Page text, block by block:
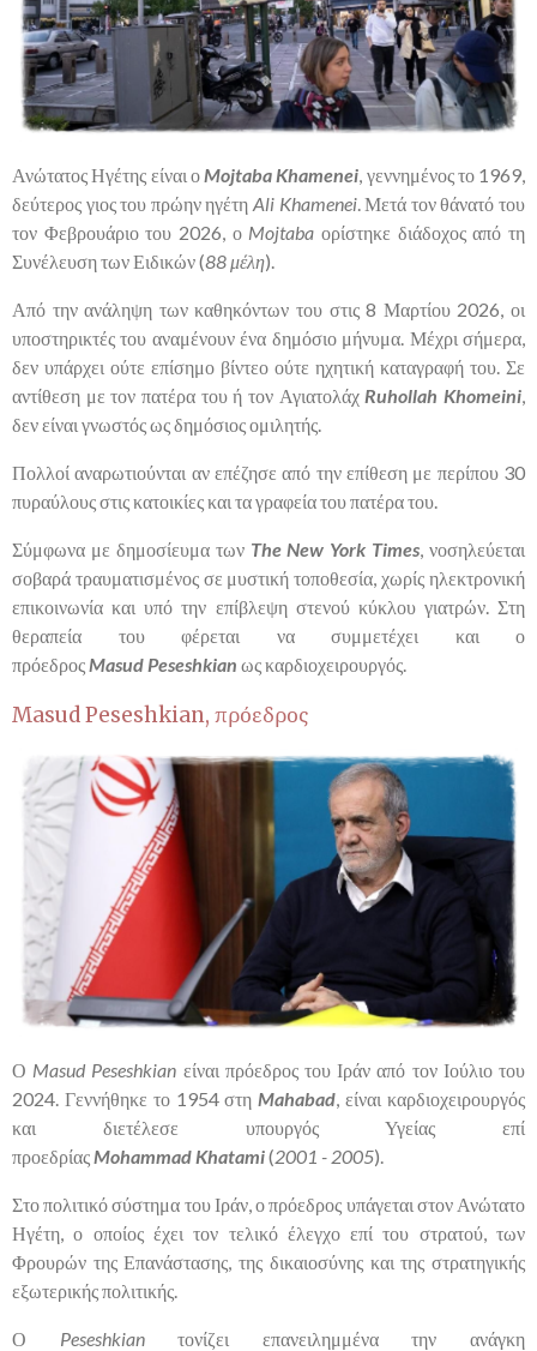
Ανώτατος Ηγέτης είναι οMojtabaKhamenei, γεννημένος το 1969,
δεύτερος γιος του πρώην ηγέτη Ali Khamenei. Μετά τον θάνατό του
τον Φεβρουάριο του 2026, ο Mojtaba ορίστηκε διάδοχος από τη
Συνέλευση των Ειδικών (88 μέλη).
Από την ανάληψη των καθηκόντων του στις 8 Μαρτίου 2026, οι
υποστηρικτές του αναμένουν ένα δημόσιο μήνυμα. Μέχρι σήμερα,
δεν υπάρχει ούτε επίσημο βίντεο ούτε ηχητική καταγραφή του. Σε
αντίθεση με τον πατέρα του ή τον Αγιατολάχ Ruhollah Khomeini,
δεν είναι γνωστός ως δημόσιος ομιλητής.
Πολλοί αναρωτιούνται αν επέζησε από την επίθεση με περίπου 30
πυραύλους στις κατοικίες και τα γραφεία του πατέρα του.
Σύμφωνα με δημοσίευμα των The New York Times, νοσηλεύεται
σοβαρά τραυματισμένος σε μυστική τοποθεσία, χωρίς ηλεκτρονική
επικοινωνία και υπό την επίβλεψη στενού κύκλου γιατρών. Στη
θεραπεία του φέρεται να συμμετέχει και ο
πρόεδροςMasudPeseshkian ως καρδιοχειρουργός.
Masud Peseshkian, πρόεδρος
Ο Masud Peseshkian είναι πρόεδρος του Ιράν από τον Ιούλιο του
2024. Γεννήθηκε το 1954 στη Mahabad, είναι καρδιοχειρουργός
και διετέλεσε υπουργός Υγείας επί
προεδρίαςMohammadKhatami(2001 - 2005).
Στο πολιτικό σύστημα του Ιράν, ο πρόεδρος υπάγεται στον Ανώτατο
Ηγέτη, ο οποίος έχει τον τελικό έλεγχο επί του στρατού, των
Φρουρών της Επανάστασης, της δικαιοσύνης και της στρατηγικής
εξωτερικής πολιτικής.
Ο Peseshkian
τονίζει επανειλημμένα την ανάγκη